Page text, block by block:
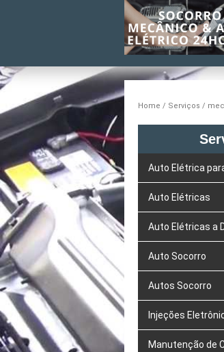
Home Serviços
Auto Elétrica
Auto Elétricas
Auto Elétricas a
Auto Socorro
Autos Socorro
Injeções
Manutenção de